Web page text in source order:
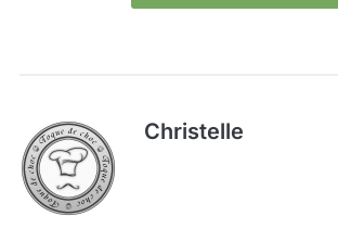
Christelle